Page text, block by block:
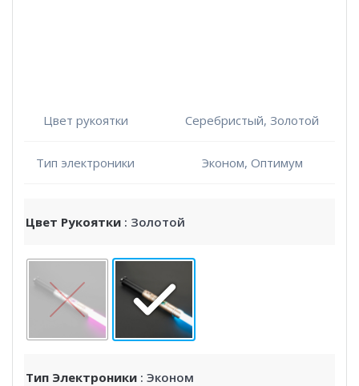
Цвет рукоятки Серебристый, Золотой
Тип электроники Эконом, Оптимум
Цвет Рукоятки : Золотой
Тип Электроники : Эконом